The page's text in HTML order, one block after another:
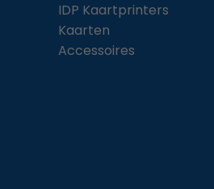
IDP Kaartprinters
Kaarten
Accessoires